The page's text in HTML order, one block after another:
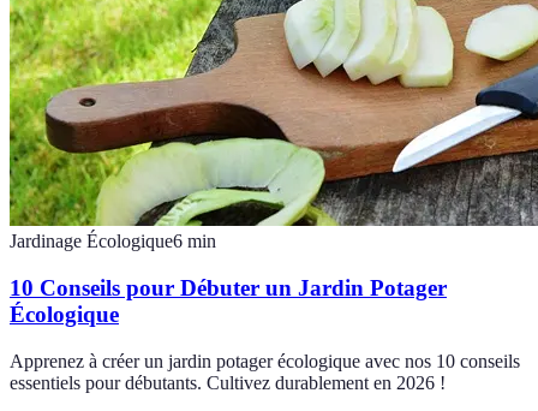
Jardinage Écologique6 min
10 Conseils pour Débuter un Jardin Potager
Écologique
Apprenez à créer un jardin potager écologique avec nos 10 conseils
essentiels pour débutants. Cultivez durablement en 2026 !